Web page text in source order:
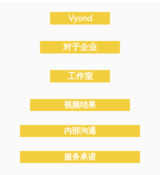
Vyond
对于企业
工作室
视频结果
内部沟通
服务承诺